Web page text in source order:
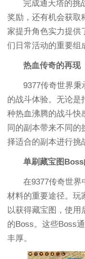
完成通天塔的挑
奖励，还有机会获取
家提升角色实力提供
们日常活动的重要组
热血传奇的再现
9377传奇世界秉
的战斗体验。无论是
种热血沸腾的战斗快
同的副本带来不同
择适合的副本进行挑
单刷藏宝图
在9377传奇世
材料的重要途径。玩
以获得藏宝图，使
的Boss。这些Boss
丰厚。